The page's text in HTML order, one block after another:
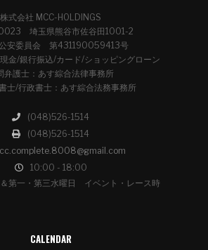
株式会社 MCC-HOLDINGS
埼玉県熊谷市佐谷田1001-2
安委員会 第431190059413号
金/銀行振込/カード/ショッピングローン
弁護士：あす綜合法律事務所
士/行政書士：あす綜合法務事務所
(048)526-1514
(048)526-1514
10:00 - 18:00
第一・第三水曜日 イベント・レース時
CALENDAR